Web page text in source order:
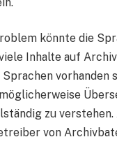
könnte die
Inhalte auf
vorhanden
zu
von